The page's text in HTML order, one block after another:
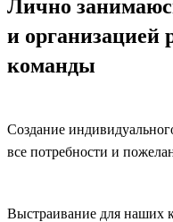
Лично
и организацией
команды
Создание
все потребности и
Выстраивание для наших